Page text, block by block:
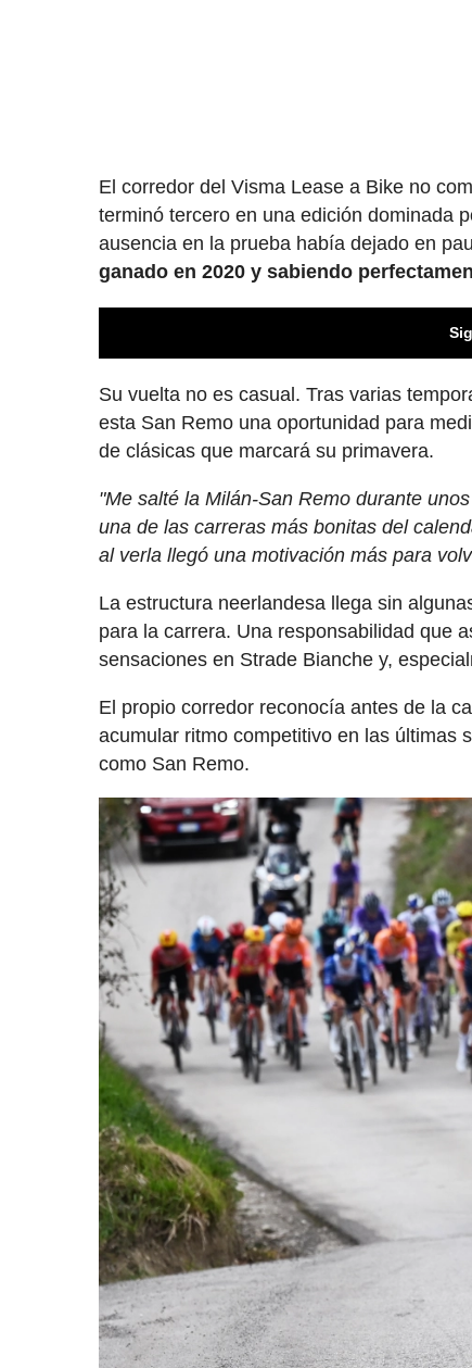
El corredor del Visma Lease a Bike no
terminó tercero en una edición dominada
ausencia en la prueba había dejado en
ganado en 2020 y sabiendo
Su vuelta no es casual. Tras varias
esta San Remo una oportunidad para
de clásicas que marcará su primavera.
"Me salté la Milán-San Remo durante
una de las carreras más bonitas del
al verla llegó una motivación más para
La estructura neerlandesa llega sin
para la carrera. Una responsabilidad que
sensaciones en Strade Bianche y,
El propio corredor reconocía antes de la
acumular ritmo competitivo en las últimas
como San Remo.